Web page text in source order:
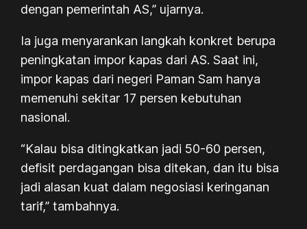
dengan pemerintah AS,” ujarnya.
Ia juga menyarankan langkah konkret berupa
peningkatan impor kapas dari AS. Saat ini,
impor kapas dari negeri Paman Sam hanya
memenuhi sekitar 17 persen kebutuhan
nasional.
“Kalau bisa ditingkatkan jadi 50-60 persen,
defisit perdagangan bisa ditekan, dan itu bisa
jadi alasan kuat dalam negosiasi keringanan
tarif,” tambahnya.